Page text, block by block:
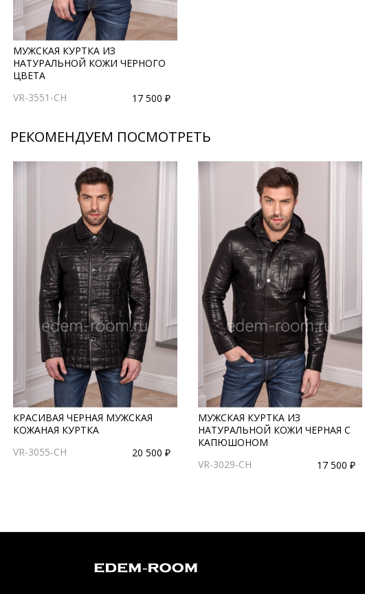
МУЖСКАЯ КУРТКА ИЗ
НАТУРАЛЬНОЙ КОЖИ ЧЕРНОГО
ЦВЕТА
VR-3551-CH
17 500 ₽
РЕКОМЕНДУЕМ ПОСМОТРЕТЬ
КРАСИВАЯ ЧЕРНАЯ МУЖСКАЯ
КОЖАНАЯ КУРТКА
VR-3055-CH
20 500 ₽
МУЖСКАЯ КУРТКА ИЗ
НАТУРАЛЬНОЙ КОЖИ ЧЕРНАЯ С
КАПЮШОНОМ
VR-3029-CH
17 500 ₽